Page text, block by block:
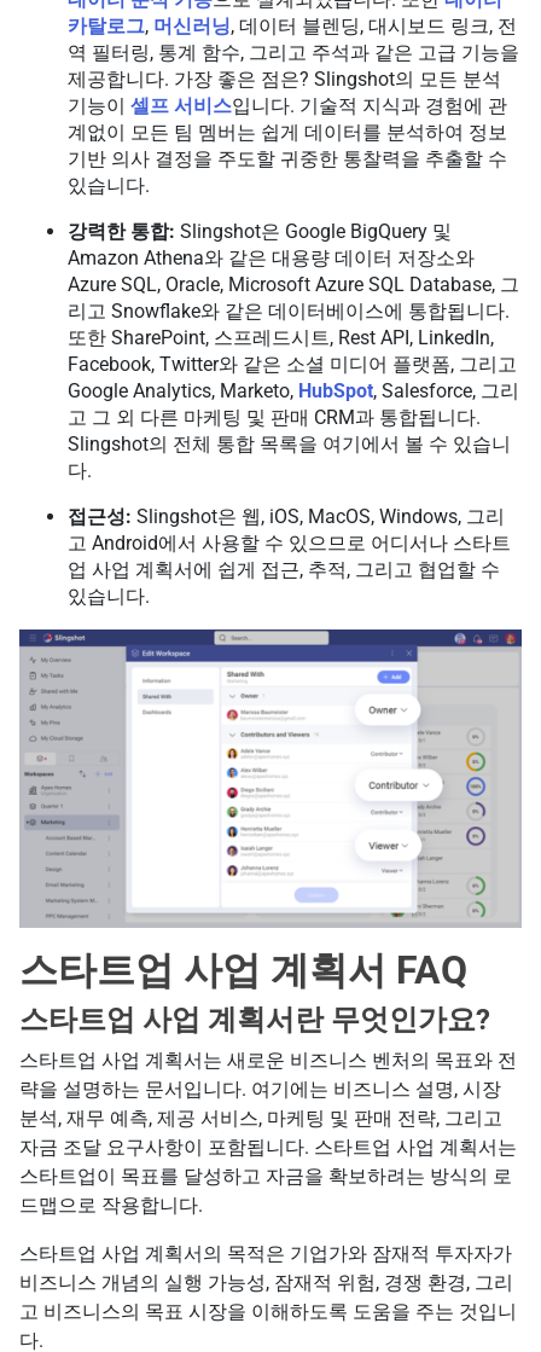
카탈로그, 머신러닝, 데이터 블렌딩, 대시보드 링크, 전
역 필터링, 통계 함수, 그리고 주석과 같은 고급 기능을
제공합니다. 가장 좋은 점은? Slingshot의 모든 분석
기능이 셀프 서비스입니다. 기술적 지식과 경험에 관
계없이 모든 팀 멤버는 쉽게 데이터를 분석하여 정보
기반 의사 결정을 주도할 귀중한 통찰력을 추출할 수
있습니다.
강력한 통합: Slingshot은 Google BigQuery 및
Amazon Athena와 같은 대용량 데이터 저장소와
Azure SQL, Oracle, Microsoft Azure SQL Database, 그
리고 Snowflake와 같은 데이터베이스에 통합됩니다.
또한 SharePoint, 스프레드시트, Rest API, LinkedIn,
Facebook, Twitter와 같은 소셜 미디어 플랫폼, 그리고
Google Analytics, Marketo, HubSpot, Salesforce, 그리
고 그 외 다른 마케팅 및 판매 CRM과 통합됩니다.
Slingshot의 전체 통합 목록을 여기에서 볼 수 있습니
다.
접근성: Slingshot은 웹, iOS, MacOS, Windows, 그리
고 Android에서 사용할 수 있으므로 어디서나 스타트
업 사업 계획서에 쉽게 접근, 추적, 그리고 협업할 수
있습니다.
스타트업 사업 계획서 FAQ
스타트업 사업 계획서란 무엇인가요?
스타트업 사업 계획서는 새로운 비즈니스 벤처의 목표와 전
략을 설명하는 문서입니다. 여기에는 비즈니스 설명, 시장
분석, 재무 예측, 제공 서비스, 마케팅 및 판매 전략, 그리고
자금 조달 요구사항이 포함됩니다. 스타트업 사업 계획서는
스타트업이 목표를 달성하고 자금을 확보하려는 방식의 로
드맵으로 작용합니다.
스타트업 사업 계획서의 목적은 기업가와 잠재적 투자자가
비즈니스 개념의 실행 가능성, 잠재적 위험, 경쟁 환경, 그리
고 비즈니스의 목표 시장을 이해하도록 도움을 주는 것입니
다.